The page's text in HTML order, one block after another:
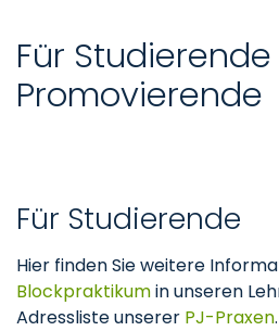
Für
Promovierende
Für Studierende
Hier finden Sie weitere
Blockpraktikumin unseren
Adressliste unserer PJ-Praxen.